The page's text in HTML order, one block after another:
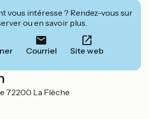
vous intéresse ? Rendez-vous sur
ou en savoir plus.
Courriel Site web
72200 La Flèche